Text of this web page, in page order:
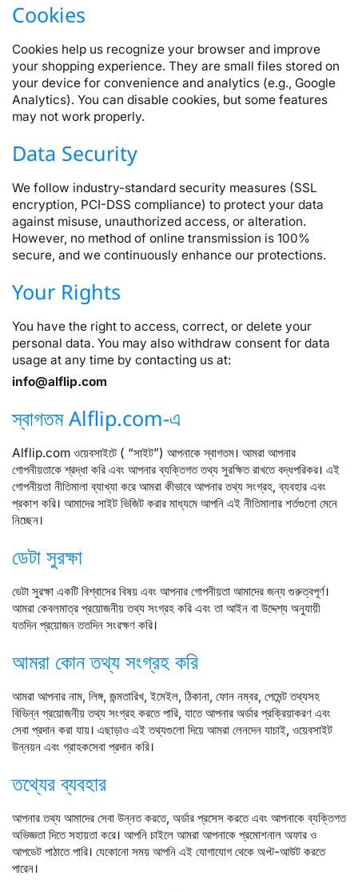
Cookies
Cookies help us recognize your browser and improve
your shopping experience. They are small files stored on
your device for convenience and analytics (e.g., Google
Analytics). You can disable cookies, but some features
may not work properly.
Data Security
We follow industry-standard security measures (SSL
encryption, PCI-DSS compliance) to protect your data
against misuse, unauthorized access, or alteration.
However, no method of online transmission is 100%
secure, and we continuously enhance our protections.
Your Rights
You have the right to access, correct, or delete your
personal data. You may also withdraw consent for data
usage at any time by contacting us at:
info@alflip.com
স্বাগতম Alflip.com-এ
Alflip.com ওয়েবসাইটে ( “সাইট”) আপনাকে স্বাগতম। আমরা আপনার
গোপনীয়তাকে শ্রদ্ধা করি এবং আপনার ব্যক্তিগত তথ্য সুরক্ষিত রাখতে বদ্ধপরিকর। এই
গোপনীয়তা নীতিমালা ব্যাখ্যা করে আমরা কীভাবে আপনার তথ্য সংগ্রহ, ব্যবহার এবং
প্রকাশ করি। আমাদের সাইট ভিজিট করার মাধ্যমে আপনি এই নীতিমালার শর্তগুলো মেনে
নিচ্ছেন।
ডেটা সুরক্ষা
ডেটা সুরক্ষা একটি বিশ্বাসের বিষয় এবং আপনার গোপনীয়তা আমাদের জন্য গুরুত্বপূর্ণ।
আমরা কেবলমাত্র প্রয়োজনীয় তথ্য সংগ্রহ করি এবং তা আইন বা উদ্দেশ্য অনুযায়ী
যতদিন প্রয়োজন ততদিন সংরক্ষণ করি।
আমরা কোন তথ্য সংগ্রহ করি
আমরা আপনার নাম, লিঙ্গ, জন্মতারিখ, ইমেইল, ঠিকানা, ফোন নম্বর, পেমেন্ট তথ্যসহ
বিভিন্ন প্রয়োজনীয় তথ্য সংগ্রহ করতে পারি, যাতে আপনার অর্ডার প্রক্রিয়াকরণ এবং
সেবা প্রদান করা যায়। এছাড়াও এই তথ্যগুলো দিয়ে আমরা লেনদেন যাচাই, ওয়েবসাইট
উন্নয়ন এবং গ্রাহকসেবা প্রদান করি।
তথ্যের ব্যবহার
আপনার তথ্য আমাদের সেবা উন্নত করতে, অর্ডার প্রসেস করতে এবং আপনাকে ব্যক্তিগত
অভিজ্ঞতা দিতে সহায়তা করে। আপনি চাইলে আমরা আপনাকে প্রমোশনাল অফার ও
আপডেট পাঠাতে পারি। যেকোনো সময় আপনি এই যোগাযোগ থেকে অপ্ট-আউট করতে
পারেন।